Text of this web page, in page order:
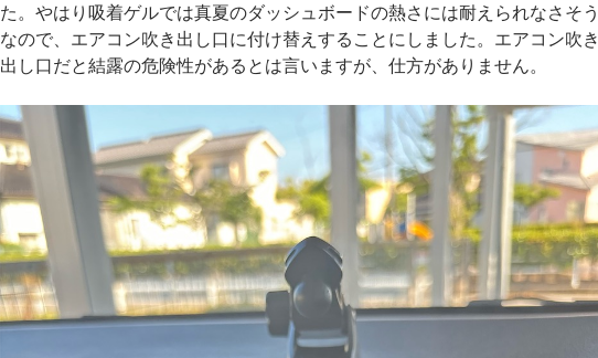
た。やはり吸着ゲルでは真夏のダッシュボードの熱さには耐えられなさそう
なので、エアコン吹き出し口に付け替えすることにしました。エアコン吹き
出し口だと結露の危険性があるとは言いますが、仕方がありません。